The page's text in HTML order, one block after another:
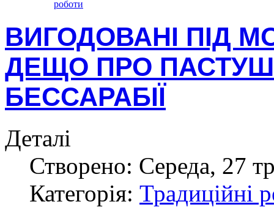
роботи
ВИГОДОВАНІ ПІД
ДЕЩО ПРО ПАСТУШІ
БЕССАРАБІЇ
Деталі
Створено: Середа, 27
Категорія: Традиційні